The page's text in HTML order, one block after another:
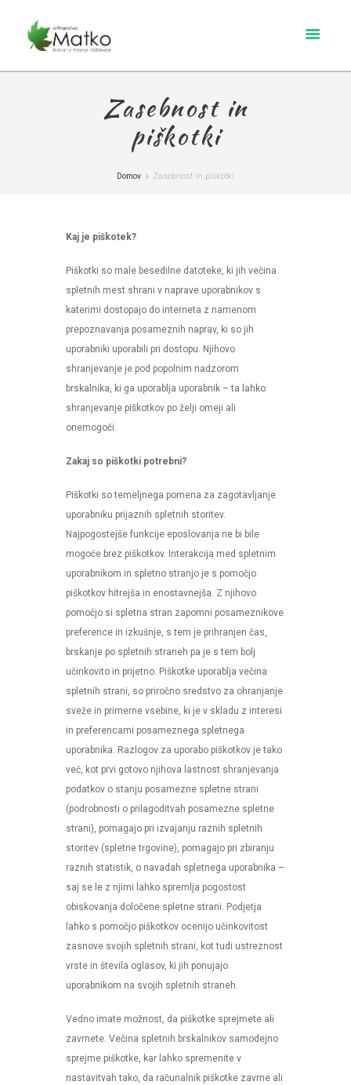
Zasebnost in
piškotki
Domov Zasebnost in piškotki
Kaj je piškotek?
Piškotki so male besedilne datoteke, ki jih večina
spletnih mest shrani v naprave uporabnikov s
katerimi dostopajo do interneta z namenom
prepoznavanja posameznih naprav, ki so jih
uporabniki uporabili pri dostopu. Njihovo
shranjevanje je pod popolnim nadzorom
brskalnika, ki ga uporablja uporabnik – ta lahko
shranjevanje piškotkov po želji omeji ali
onemogoči.
Zakaj so piškotki potrebni?
Piškotki so temeljnega pomena za zagotavljanje
uporabniku prijaznih spletnih storitev.
Najpogostejše funkcije eposlovanja ne bi bile
mogoče brez piškotkov. Interakcija med spletnim
uporabnikom in spletno stranjo je s pomočjo
piškotkov hitrejša in enostavnejša. Z njihovo
pomočjo si spletna stran zapomni posameznikove
preference in izkušnje, s tem je prihranjen čas,
brskanje po spletnih straneh pa je s tem bolj
učinkovito in prijetno. Piškotke uporablja večina
spletnih strani, so priročno sredstvo za ohranjanje
sveže in primerne vsebine, ki je v skladu z interesi
in preferencami posameznega spletnega
uporabnika. Razlogov za uporabo piškotkov je tako
več, kot prvi gotovo njihova lastnost shranjevanja
podatkov o stanju posamezne spletne strani
(podrobnosti o prilagoditvah posamezne spletne
strani), pomagajo pri izvajanju raznih spletnih
storitev (spletne trgovine), pomagajo pri zbiranju
raznih statistik, o navadah spletnega uporabnika –
saj se le z njimi lahko spremlja pogostost
obiskovanja določene spletne strani. Podjetja
lahko s pomočjo piškotkov ocenijo učinkovitost
zasnove svojih spletnih strani, kot tudi ustreznost
vrste in števila oglasov, ki jih ponujajo
uporabnikom na svojih spletnih straneh.
Vedno imate možnost, da piškotke sprejmete ali
zavrnete. Večina spletnih brskalnikov samodejno
sprejme piškotke, kar lahko spremenite v
nastavitvah tako, da računalnik piškotke zavrne ali